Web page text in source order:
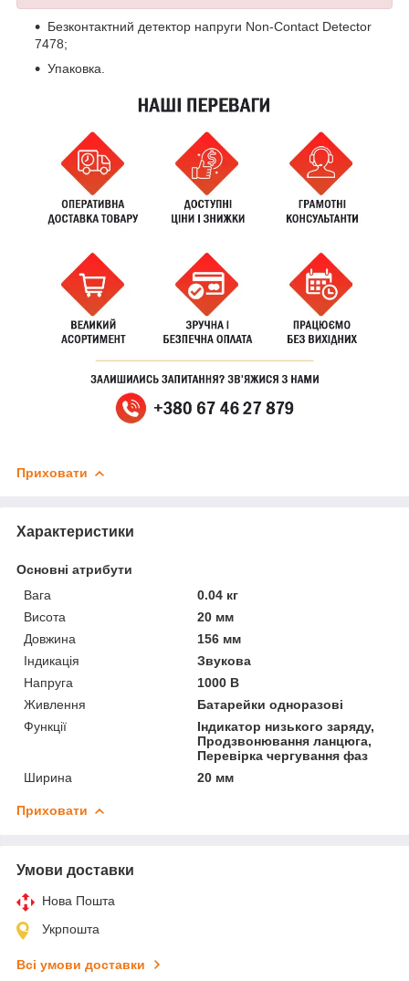
Безконтактний детектор напруги Non-Contact Detector
7478;
Упаковка.
Приховати
Характеристики
Основні атрибути
Вага
0.04 кг
Висота
20 мм
Довжина
156 мм
Індикація
Звукова
Напруга
1000 В
Живлення
Батарейки одноразові
Функції
Індикатор низького заряду,
Продзвонювання ланцюга,
Перевірка чергування фаз
Ширина
20 мм
Приховати
Умови доставки
Нова Пошта
Укрпошта
Всі умови доставки